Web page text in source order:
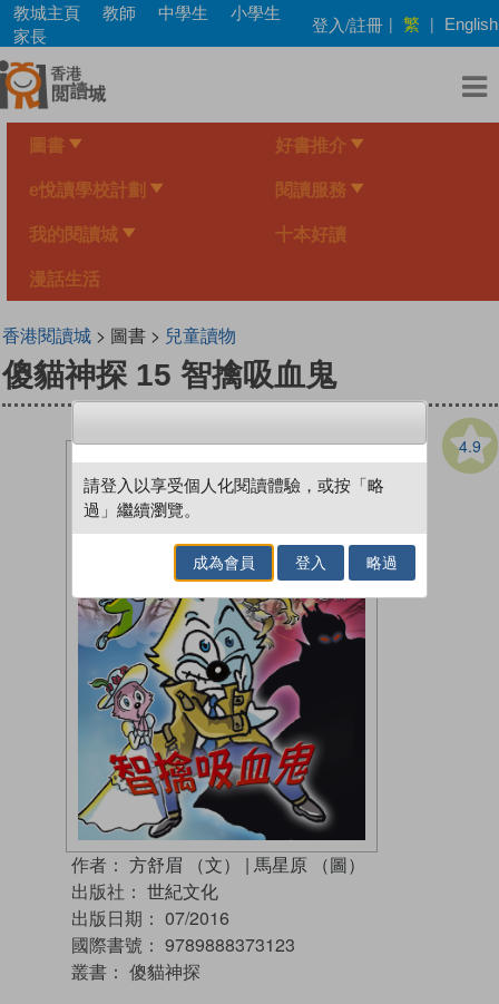
Skip
main
content
教城主頁 教師 中學生
小學生
家長
登入/註冊 | 繁 | English
圖書 好書推介
e悅讀學校計劃 閱讀服務
我的閱讀城 十本好讀
漫話生活
香港閱讀城> 圖書 > 兒童讀物
傻貓神探 15 智擒吸血鬼
4.9
作者： 方舒眉 （文） | 馬星原 （圖）
出版社： 世紀文化
出版日期： 07/2016
國際書號： 9789888373123
叢書： 傻貓神探
請登入以享受個人化閱讀體驗，或按「略
過」繼續瀏覽。
成為會員 登入 略過